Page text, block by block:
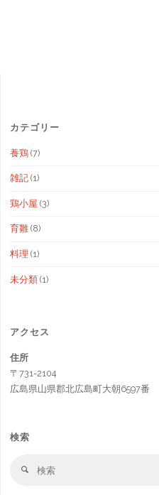
カテゴリー
養鶏(7)
雑記(1)
鶏小屋 (3)
育雛(8)
料理 (1)
未分類(1)
アクセス
住所
〒731-2104
広島県山県郡北広島町大朝6597番
検索
検